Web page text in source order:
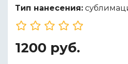
Тип нанесения:
1200 руб.